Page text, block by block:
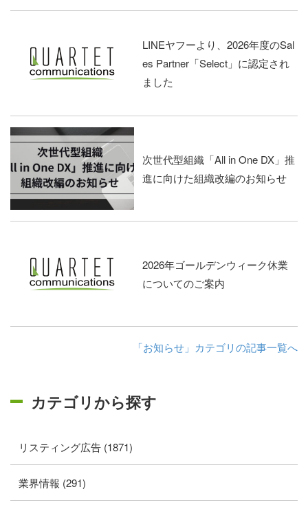
LINEヤフーより、2026年度のSal
es Partner「Select」に認定され
ました
次世代型組織「All in One DX」推
進に向けた組織改編のお知らせ
2026年ゴールデンウィーク休業
についてのご案内
「お知らせ」カテゴリの記事一覧へ
カテゴリから探す
リスティング広告 (1871)
業界情報 (291)